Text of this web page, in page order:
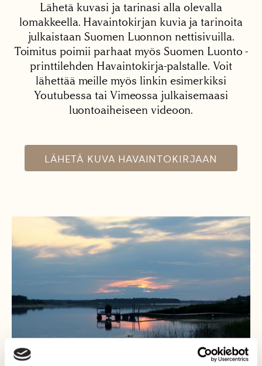
Lähetä kuvasi ja tarinasi alla olevalla
lomakkeella. Havaintokirjan kuvia ja tarinoita
julkaistaan Suomen Luonnon nettisivuilla.
Toimitus poimii parhaat myös Suomen Luonto -
printtilehden Havaintokirja-palstalle. Voit
lähettää meille myös linkin esimerkiksi
Youtubessa tai Vimeossa julkaisemaasi
luontoaiheiseen videoon.
LÄHETÄ KUVA HAVAINTOKIRJAAN